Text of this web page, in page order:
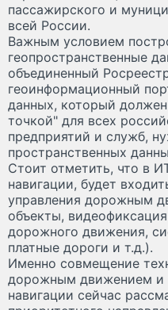
пассажирского и
всей России.
Важным условием
геопространственные
объединенный
геоинформационный
данных, который
точкой" для всех
предприятий и служб,
пространственных
Стоит отметить, что в
навигации, будет
управления дорожным
объекты,
дорожного движения,
платные дороги и т.д.).
Именно совмещение
дорожным движением и
навигации сейчас